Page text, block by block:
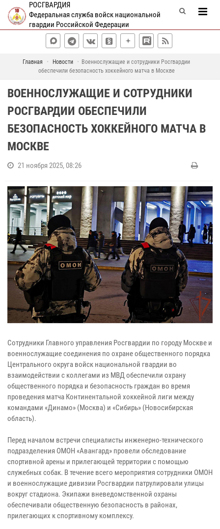
РОСГВАРДИЯ
Федеральная служба войск национальной
гвардии Российской Федерации
Главная Новости
Военнослужащие и сотрудники Росгвардии
обеспечили безопасность хоккейного матча в Москве
ВОЕННОСЛУЖАЩИЕ И СОТРУДНИКИ
РОСГВАРДИИ ОБЕСПЕЧИЛИ
БЕЗОПАСНОСТЬ ХОККЕЙНОГО МАТЧА В
МОСКВЕ
21 ноября 2025, 08:26
Сотрудники Главного управления Росгвардии по городу Москве и
военнослужащие соединения по охране общественного порядка
Центрального округа войск национальной гвардии во
взаимодействии с коллегами из МВД обеспечили охрану
общественного порядка и безопасность граждан во время
проведения матча Континентальной хоккейной лиги между
командами «Динамо» (Москва) и «Сибирь» (Новосибирская
область).
Перед началом встречи специалисты инженерно-технического
подразделения ОМОН «Авангард» провели обследование
спортивной арены и прилегающей территории с помощью
служебных собак. В течение всего мероприятия сотрудники ОМОН
и военнослужащие дивизии Росгвардии патрулировали улицы
вокруг стадиона. Экипажи вневедомственной охраны
обеспечивали общественную безопасность в районах,
прилегающих к спортивному комплексу.